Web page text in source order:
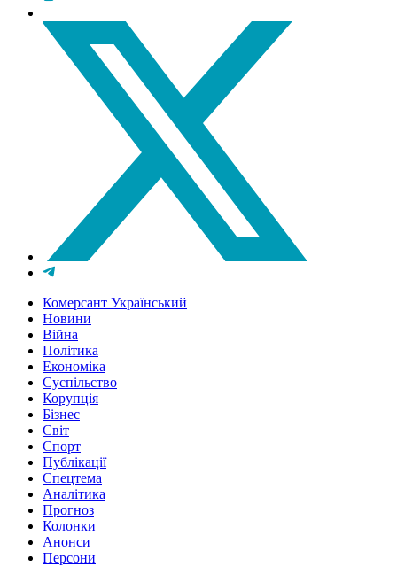
Комерсант Український
Новини
Війна
Політика
Економіка
Суспільство
Корупція
Бізнес
Світ
Спорт
Публікації
Спецтема
Аналітика
Прогноз
Колонки
Анонси
Персони